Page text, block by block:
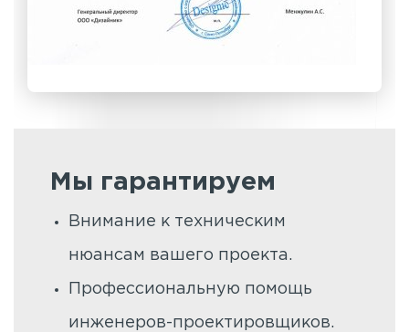
Мы гарантируем
Внимание к техническим
нюансам вашего проекта.
Профессиональную помощь
инженеров-проектировщиков.